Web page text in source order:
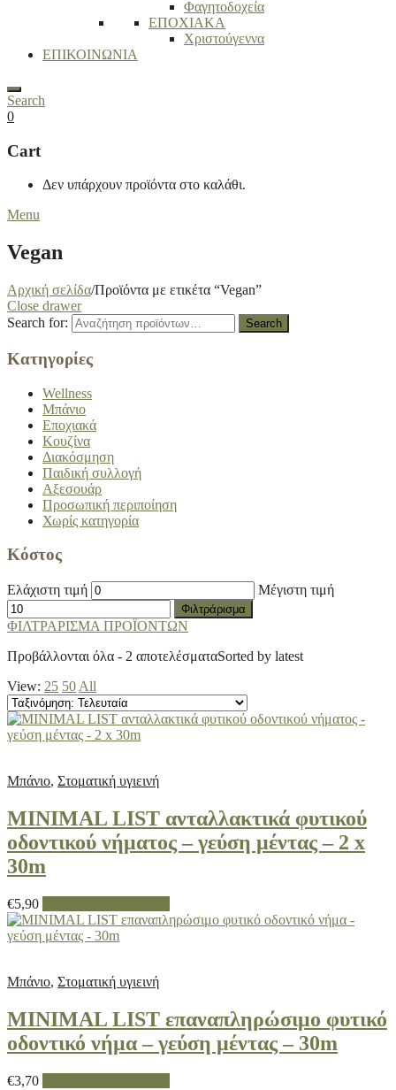
Φαγητοδοχεία
ΕΠΟΧΙΑΚΑ
Χριστούγεννα
ΕΠΙΚΟΙΝΩΝΙΑ
Search
0
Cart
Δεν υπάρχουν προϊόντα στο καλάθι.
Menu
Vegan
Αρχική σελίδα/Προϊόντα με ετικέτα “Vegan”
Close drawer
Search for:
Search
Κατηγορίες
Wellness
Μπάνιο
Εποχιακά
Κουζίνα
Διακόσμηση
Παιδική συλλογή
Αξεσουάρ
Προσωπική περιποίηση
Χωρίς κατηγορία
Κόστος
Ελάχιστη τιμή Μέγιστη τιμή
Φιλτράρισμα
ΦΙΛΤΡΑΡΙΣΜΑ ΠΡΟΪΟΝΤΩΝ
Προβάλλονται όλα - 2 αποτελέσματαSorted by latest
View: 25 50 All
Μπάνιο, Στοματική υγιεινή
MINIMAL LIST ανταλλακτικά φυτικού
οδοντικού νήματος – γεύση μέντας – 2 x
30m
€5,90
Μπάνιο, Στοματική υγιεινή
MINIMAL LIST επαναπληρώσιμο φυτικό
οδοντικό νήμα – γεύση μέντας – 30m
€3,70